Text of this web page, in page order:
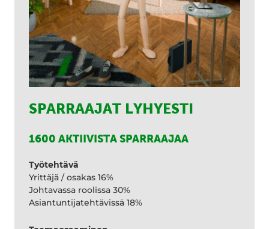
SPARRAAJAT LYHYESTI
1600 AKTIIVISTA SPARRAAJAA
Työtehtävä
Yrittäjä / osakas 16%
Johtavassa roolissa 30%
Asiantuntijatehtävissä 18%